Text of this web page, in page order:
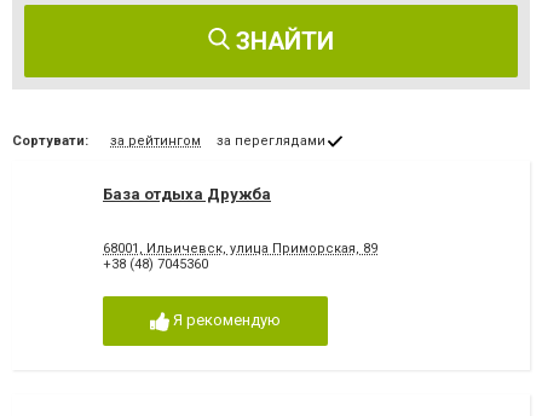
ЗНАЙТИ
Сортувати: за рейтингом за переглядами
База отдыха Дружба
68001, Ильичевск, улица Приморская, 89
+38 (48) 7045360
Я рекомендую